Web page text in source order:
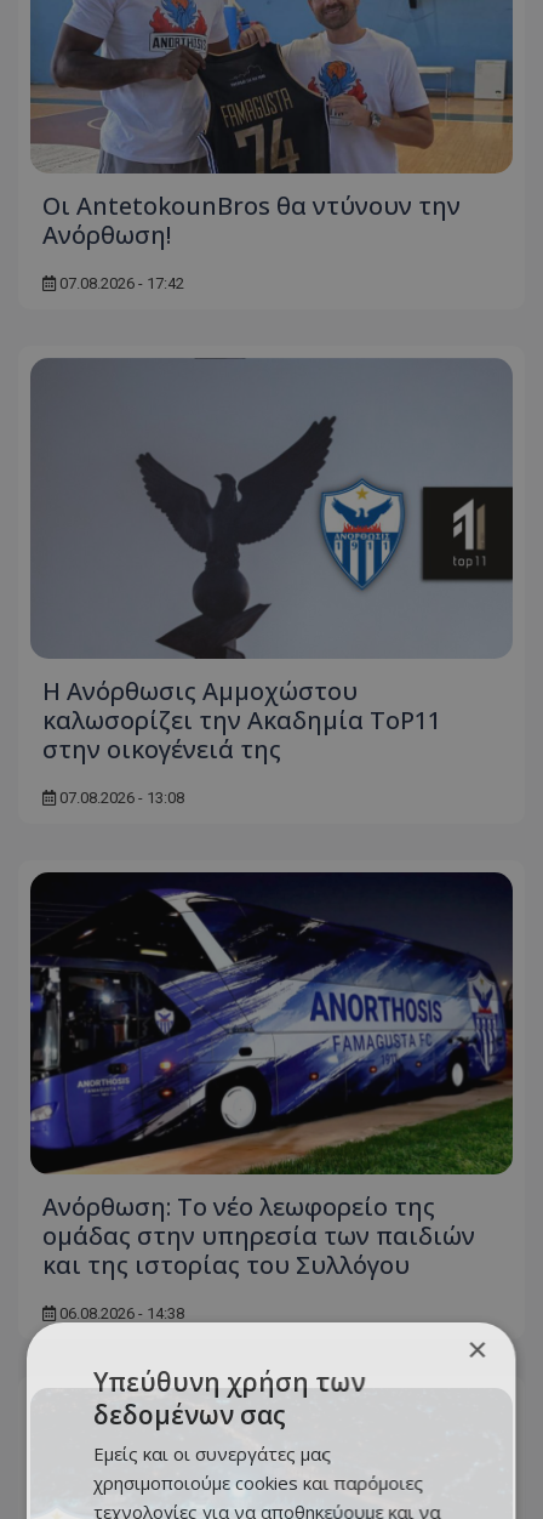
Οι AntetokounBros θα ντύνουν την
Ανόρθωση!
07.08.2026 - 17:42
Η Ανόρθωσις Αμμοχώστου
καλωσορίζει την Ακαδημία ToP11
στην οικογένειά της
07.08.2026 - 13:08
Ανόρθωση: Το νέο λεωφορείο της
ομάδας στην υπηρεσία των παιδιών
και της ιστορίας του Συλλόγου
06.08.2026 - 14:38
×
Υπεύθυνη χρήση των
δεδομένων σας
Εμείς και οι συνεργάτες μας
χρησιμοποιούμε cookies και παρόμοιες
τεχνολογίες για να αποθηκεύουμε και να